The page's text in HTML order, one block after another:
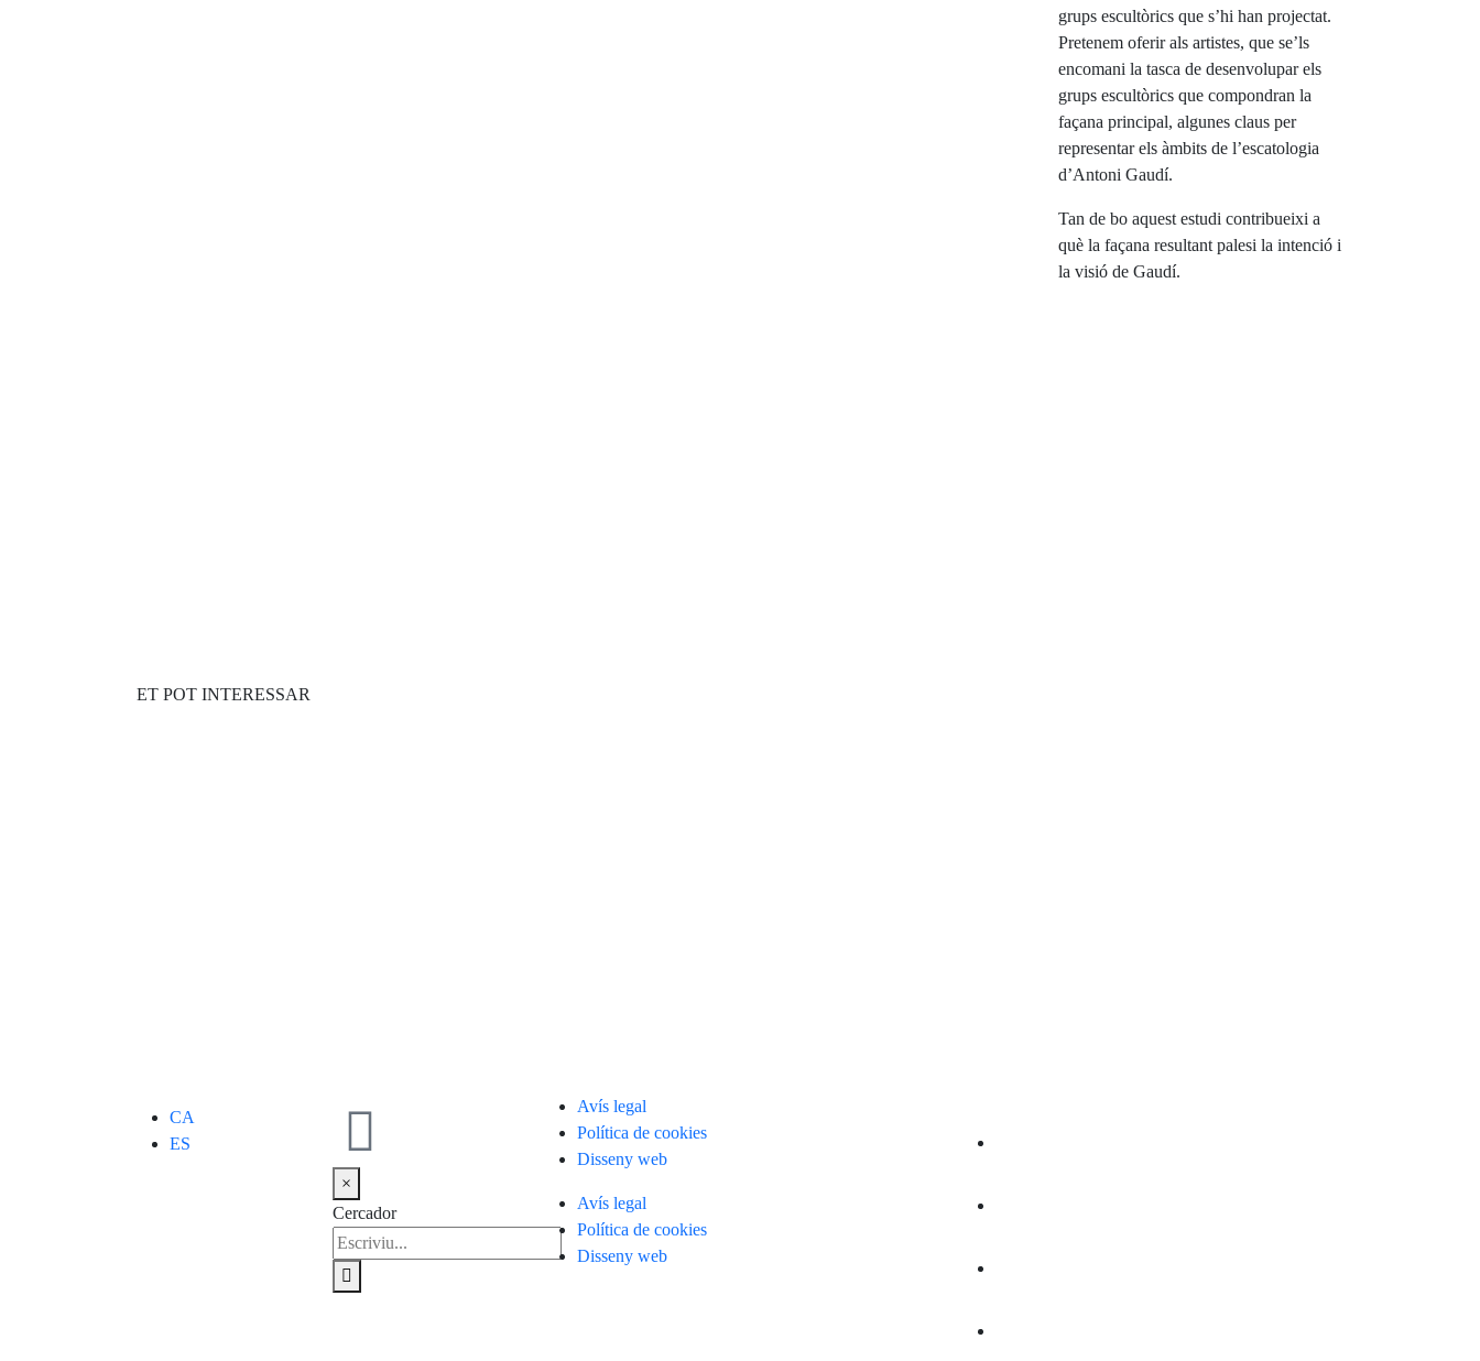
grups escultòrics que s’hi han projectat.
Pretenem oferir als artistes, que se’ls
encomani la tasca de desenvolupar els
grups escultòrics que compondran la
façana principal, algunes claus per
representar els àmbits de l’escatologia
d’Antoni Gaudí.
Tan de bo aquest estudi contribueixi a
què la façana resultant palesi la intenció i
la visió de Gaudí.
ET POT INTERESSAR
CA
ES
×
Cercador
Avís legal
Política de cookies
Disseny web
Avís legal
Política de cookies
Disseny web